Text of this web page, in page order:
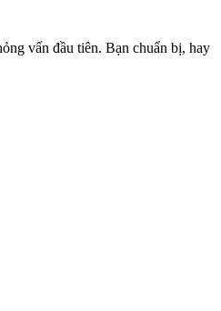
vấn đầu tiên. Bạn chuẩn bị, hay